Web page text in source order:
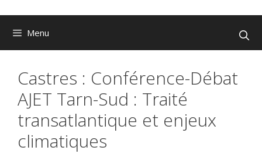
Menu
Castres : Conférence-Débat
AJET Tarn-Sud : Traité
transatlantique et enjeux
climatiques